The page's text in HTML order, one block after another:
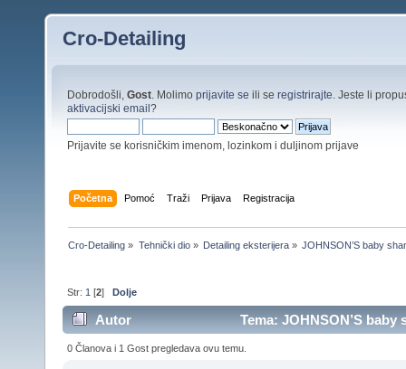
Cro-Detailing
Dobrodošli, Gost . Molimo prijavite se ili se registrirajte . Jeste li
aktivacijski email?
Prijavite se korisničkim imenom, lozinkom i duljinom prijave
Početna Pomoć Traži Prijava Registracija
Cro-Detailing » Tehnički dio» Detailing eksterijera» JOHNSON’S baby
Str: 1 [2]Dolje
Autor Tema: JOHNSON’S
0 Članova i 1 Gost pregledava ovu temu.